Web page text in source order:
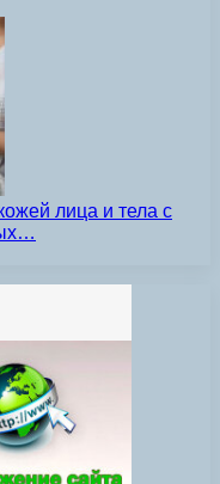
лица и тела с